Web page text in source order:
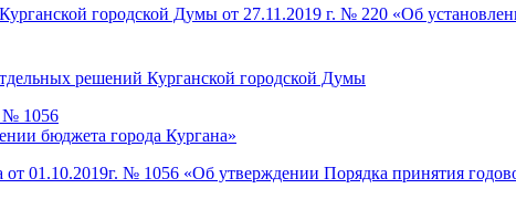
городской Думы от 27.11.2019 г. № 220 «Об
решений Курганской городской Думы
№ 1056
бюджета города Кургана»
01.10.2019г. № 1056 «Об утверждении Порядка принятия